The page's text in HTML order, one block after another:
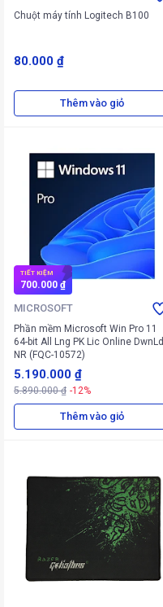
Chuột máy tính Logitech B100
80.000 ₫
Thêm vào giỏ
TIẾT KIỆM
700.000 ₫
MICROSOFT
Phần mềm Microsoft Win Pro 11
64-bit All Lng PK Lic Online DwnLd
NR (FQC-10572)
5.190.000 ₫
5.890.000 ₫ -12%
Thêm vào giỏ